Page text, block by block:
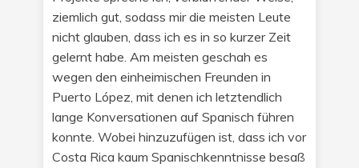
ziemlich gut, sodass mir die meisten Leute
nicht glauben, dass ich es in so kurzer Zeit
gelernt habe. Am meisten geschah es
wegen den einheimischen Freunden in
Puerto López, mit denen ich letztendlich
lange Konversationen auf Spanisch führen
konnte. Wobei hinzuzufügen ist, dass ich vor
Costa Rica kaum Spanischkenntnisse besaß